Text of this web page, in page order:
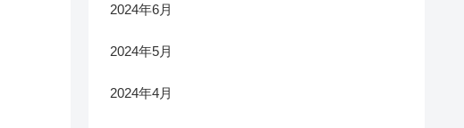
2024年6月
2024年5月
2024年4月